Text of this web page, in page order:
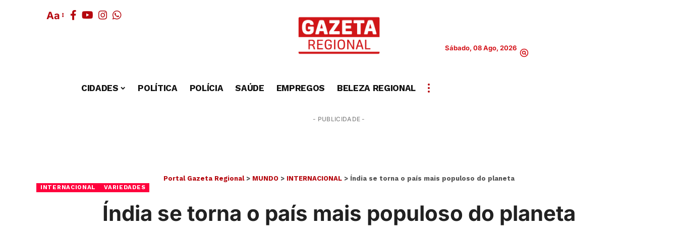
Aa
Sábado, 08 Ago, 2026
CIDADES POLÍTICA POLÍCIA SAÚDE EMPREGOS BELEZA REGIONAL
- PUBLICIDADE -
Portal Gazeta Regional> MUNDO > INTERNACIONAL > Índia se torna o país mais populoso do planeta
INTERNACIONAL VARIEDADES
Índia se torna o país mais populoso do planeta